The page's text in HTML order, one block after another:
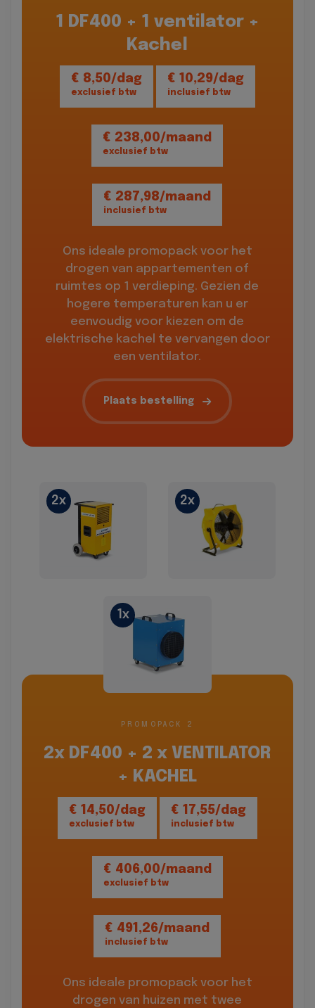
1 DF400 + 1 ventilator +
Kachel
€ 8,50/dag
exclusief btw
€ 10,29/dag
inclusief btw
€ 238,00/maand
exclusief btw
€ 287,98/maand
inclusief btw
Ons ideale promopack voor het
drogen van appartementen of
ruimtes op 1 verdieping. Gezien de
hogere temperaturen kan u er
eenvoudig voor kiezen om de
elektrische kachel te vervangen door
een ventilator.
Plaats bestelling
2x 2x
1x
PROMOPACK 2
2x DF400 + 2 x VENTILATOR
+ KACHEL
€ 14,50/dag
exclusief btw
€ 17,55/dag
inclusief btw
€ 406,00/maand
exclusief btw
€ 491,26/maand
inclusief btw
Ons ideale promopack voor het
drogen van huizen met twee